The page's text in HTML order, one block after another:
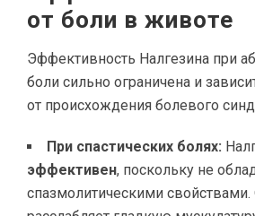
от боли в животе
Эффективность Налгезина при
боли сильно ограничена и
от происхождения болевого
При спастических болях:
эффективен, поскольку не
спазмолитическими свойствами.